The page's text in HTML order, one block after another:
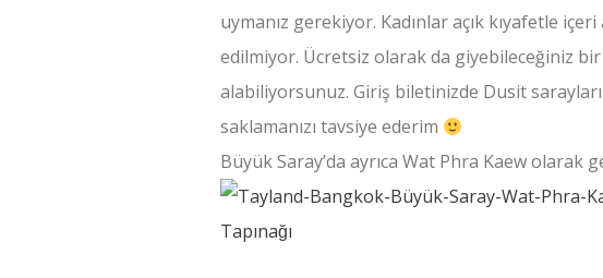
uymanız gerekiyor. Kadınlar açık kıyafetle
edilmiyor. Ücretsiz olarak da giyebileceğiniz
alabiliyorsunuz. Giriş biletinizde Dusit
saklamanızı tavsiye ederim
Büyük Saray’da ayrıca Wat Phra Kaew olarak